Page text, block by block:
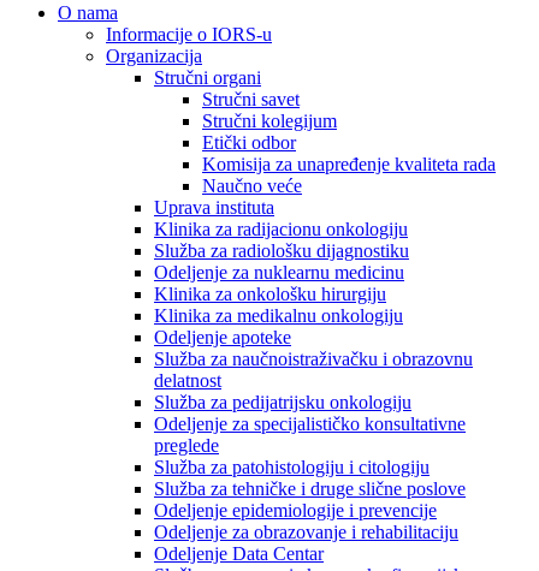
O nama
Informacije o IORS-u
Organizacija
Stručni organi
Stručni savet
Stručni kolegijum
Etički odbor
Komisija za unapređenje kvaliteta rada
Naučno veće
Uprava instituta
Klinika za radijacionu onkologiju
Služba za radiološku dijagnostiku
Odeljenje za nuklearnu medicinu
Klinika za onkološku hirurgiju
Klinika za medikalnu onkologiju
Odeljenje apoteke
Služba za naučnoistraživačku i obrazovnu
delatnost
Služba za pedijatrijsku onkologiju
Odeljenje za specijalističko konsultativne
preglede
Služba za patohistologiju i citologiju
Služba za tehničke i druge slične poslove
Odeljenje epidemiologije i prevencije
Odeljenje za obrazovanje i rehabilitaciju
Odeljenje Data Centar